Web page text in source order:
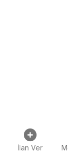
İlan Ver